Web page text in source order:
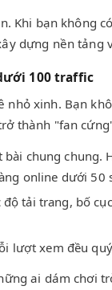
Khi bạn không
dựng nền
100 traffic
xinh. Bạn
thành "fan
chung chung.
online dưới 50
độ tải trang, bố
lượt xem đều
ai dám chơi